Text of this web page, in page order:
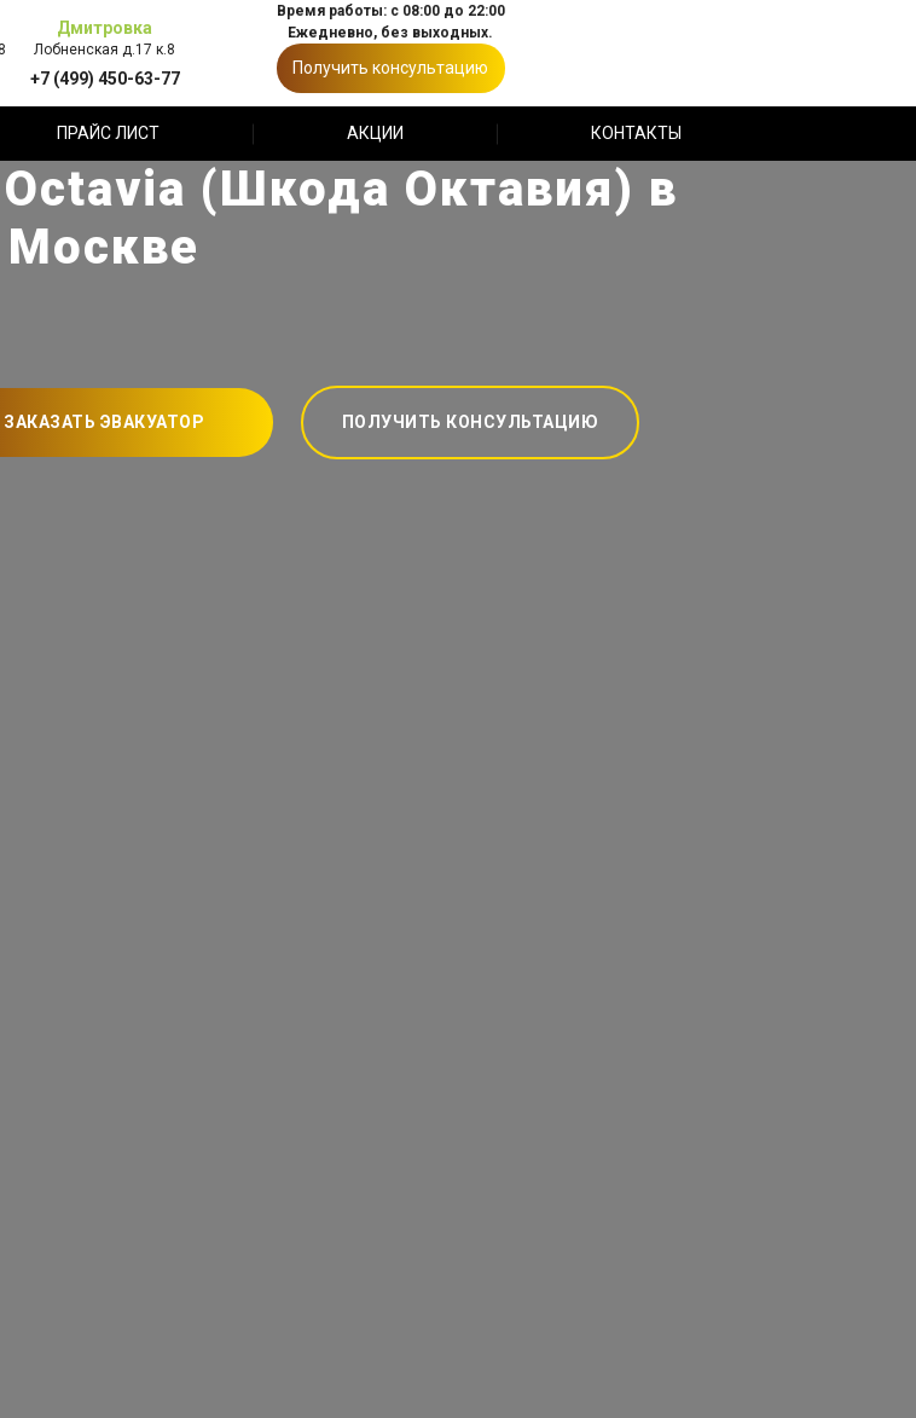
Дмитровка
Лобненская д.17 к.8
+7 (499) 450-63-77
Время работы: с 08:00 до 22:00
Ежедневно, без выходных.
Получить консультацию
ПРАЙС ЛИСТ АКЦИИ КОНТАКТЫ
(Шкода Октавия) в
Москве
ЗАКАЗАТЬ ЭВАКУАТОР ПОЛУЧИТЬ КОНСУЛЬТАЦИЮ